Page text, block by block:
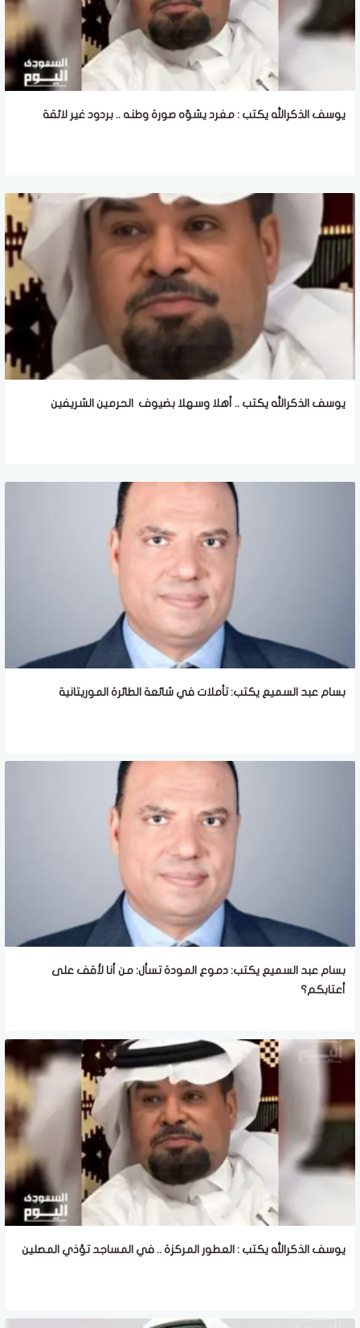
يوسف الذكرالله يكتب : مغرد يشوّه صورة وطنه .. بردود غير لائقة
يوسف الذكرالله يكتب .. أهلا وسهلا بضيوف الحرمين الشريفين
بسام عبد السميع يكتب: تأملات في شائعة الطائرة الموريتانية
بسام عبد السميع يكتب: دموع المودة تسأل: من أنا لأقف على
أعتابكم؟
يوسف الذكرالله يكتب : العطور المركزة .. في المساجد تؤذي المصلين